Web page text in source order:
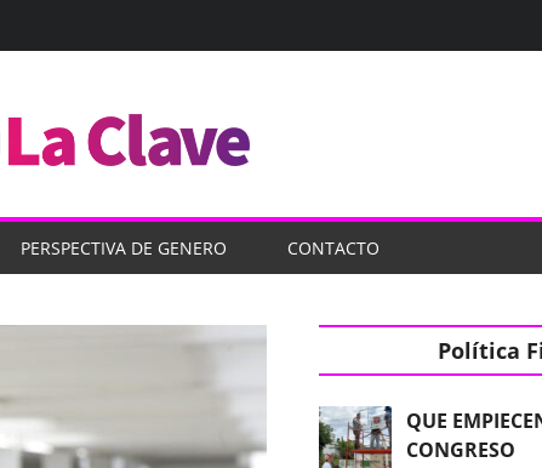
PERSPECTIVA DE GENERO CONTACTO
Política
QUE
CONGRESO